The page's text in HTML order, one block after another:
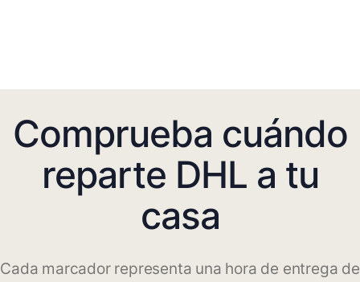
Comprueba cuándo
reparte DHL a tu
casa
Cada marcador representa una hora de entrega de